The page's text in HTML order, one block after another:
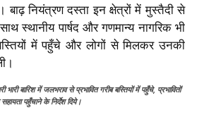
बाढ़ नियंत्रण दस्ता इन क्षेत्रों में मुस्तैदी से
स्थानीय पार्षद और गणमान्य नागरिक भी
में पहुँचे और लोगों से मिलकर उनकी
भारी बारिश में जलभराव से प्रभावित गरीब बस्तियों में पहुँचे, प्रभावितों
पहुँचाने के निर्देश दिये।